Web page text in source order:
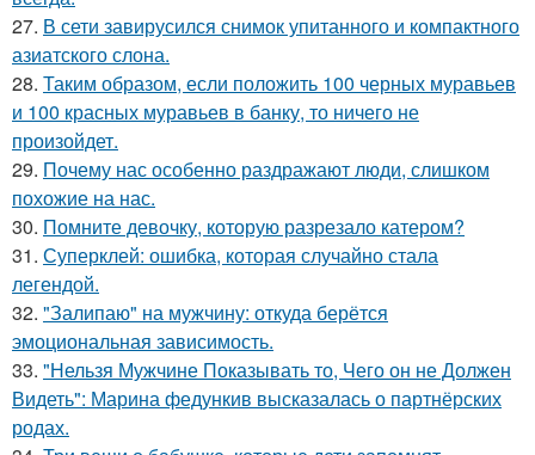
27. В сети завирусился снимок упитанного и компактного
азиатского слона.
28. Таким образом, если положить 100 черных муравьев
и 100 красных муравьев в банку, то ничего не
произойдет.
29. Почему нас особенно раздражают люди, слишком
похожие на нас.
30. Помните девочку, которую разрезало катером?
31. Суперклей: ошибка, которая случайно стала
легендой.
32. "Залипаю" на мужчину: откуда берётся
эмоциональная зависимость.
33. "Нельзя Мужчине Показывать то, Чего он не Должен
Видеть": Марина федункив высказалась о партнёрских
родах.